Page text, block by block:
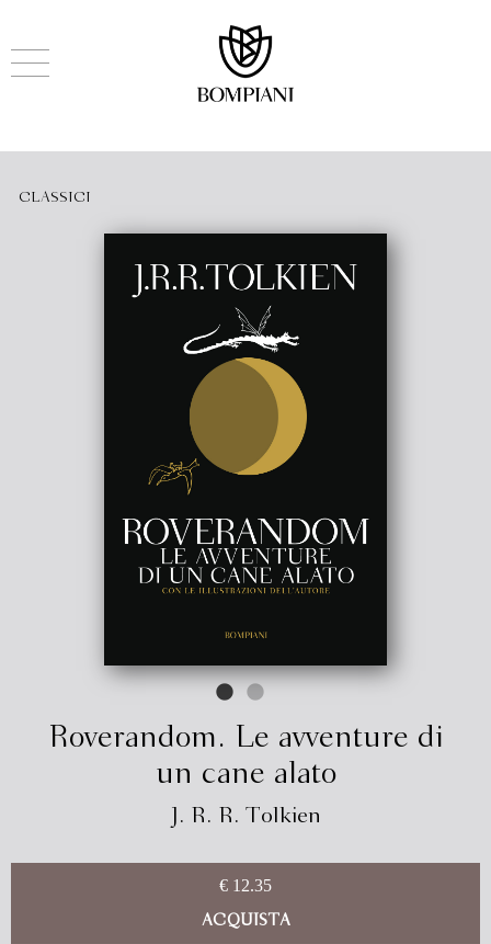
CLASSICI
Roverandom. Le avventure di
un cane alato
J. R. R. Tolkien
€ 12.35
ACQUISTA